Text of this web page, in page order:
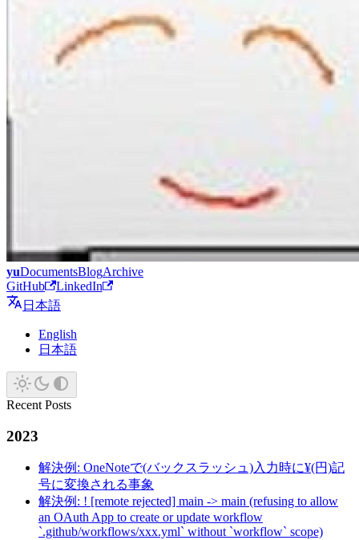
yuDocumentsBlogArchive
GitHub
LinkedIn
日本語
English
日本語
Recent Posts
2023
解決例: OneNoteで(バックスラッシュ)入力時に¥(円)記
号に変換される事象
解決例: ! [remote rejected] main -> main (refusing to allow
an OAuth App to create or update workflow
`.github/workflows/xxx.yml` without `workflow` scope)